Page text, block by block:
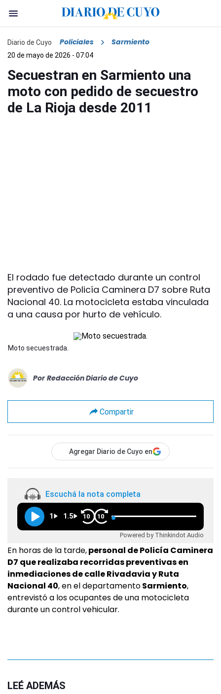
Diario de Cuyo Policiales Sarmiento
20 de mayo de 2026 - 07:04
Secuestran en Sarmiento una
moto con pedido de secuestro
de La Rioja desde 2011
El rodado fue detectado durante un control
preventivo de Policía Caminera D7 sobre Ruta
Nacional 40. La motocicleta estaba vinculada
a una causa por hurto de vehículo.
Moto secuestrada.
Por Redacción Diario de Cuyo
Compartir
Agregar Diario de Cuyo en
Escuchá la nota completa
1 1.5 10 10
Powered by Thinkindot Audio
En horas de la tarde,personal de Policía Caminera
D7 que realizaba recorridas preventivas en
inmediaciones de calle Rivadavia y Ruta
Nacional 40, en el departamentoSarmiento,
entrevistó a los ocupantes de una motocicleta
durante un control vehicular.
LEÉ ADEMÁS